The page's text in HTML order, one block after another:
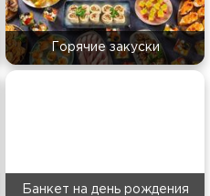
Горячие закуски
Банкет на день рождения